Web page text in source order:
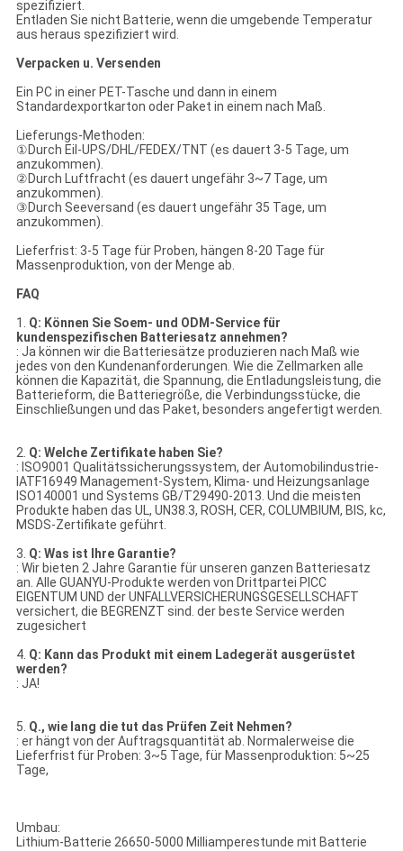
spezifiziert.
Entladen Sie nicht Batterie, wenn die umgebende Temperatur
aus heraus spezifiziert wird.
Verpacken u. Versenden
Ein PC in einer PET-Tasche und dann in einem
Standardexportkarton oder Paket in einem nach Maß.
Lieferungs-Methoden:
①Durch Eil-UPS/DHL/FEDEX/TNT (es dauert 3-5 Tage, um
anzukommen).
②Durch Luftfracht (es dauert ungefähr 3~7 Tage, um
anzukommen).
③Durch Seeversand (es dauert ungefähr 35 Tage, um
anzukommen).
Lieferfrist: 3-5 Tage für Proben, hängen 8-20 Tage für
Massenproduktion, von der Menge ab.
FAQ
1. Q: Können Sie Soem- und ODM-Service für
kundenspezifischen Batteriesatz annehmen?
: Ja können wir die Batteriesätze produzieren nach Maß wie
jedes von den Kundenanforderungen. Wie die Zellmarken alle
können die Kapazität, die Spannung, die Entladungsleistung, die
Batterieform, die Batteriegröße, die Verbindungsstücke, die
Einschließungen und das Paket, besonders angefertigt werden.
2. Q: Welche Zertifikate haben Sie?
: ISO9001 Qualitätssicherungssystem, der Automobilindustrie-
IATF16949 Management-System, Klima- und Heizungsanlage
ISO140001 und Systems GB/T29490-2013. Und die meisten
Produkte haben das UL, UN38.3, ROSH, CER, COLUMBIUM, BIS, kc,
MSDS-Zertifikate geführt.
3. Q: Was ist Ihre Garantie?
: Wir bieten 2 Jahre Garantie für unseren ganzen Batteriesatz
an. Alle GUANYU-Produkte werden von Drittpartei PICC
EIGENTUM UND der UNFALLVERSICHERUNGSGESELLSCHAFT
versichert, die BEGRENZT sind. der beste Service werden
zugesichert
4. Q: Kann das Produkt mit einem Ladegerät ausgerüstet
werden?
: JA!
5. Q., wie lang die tut das Prüfen Zeit Nehmen?
: er hängt von der Auftragsquantität ab. Normalerweise die
Lieferfrist für Proben: 3~5 Tage, für Massenproduktion: 5~25
Tage,
Umbau:
Lithium-Batterie 26650-5000 Milliamperestunde mit Batterie